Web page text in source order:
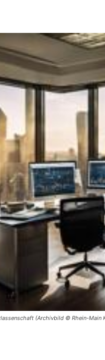
(Archivbild © Rhein-Main